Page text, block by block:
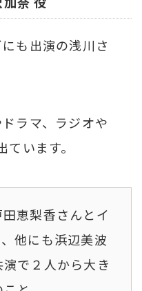
も出演の浅川さ
ラマ、ラジオや
います。
恵梨香さんとイ
他にも浜辺美波
で２人から大き